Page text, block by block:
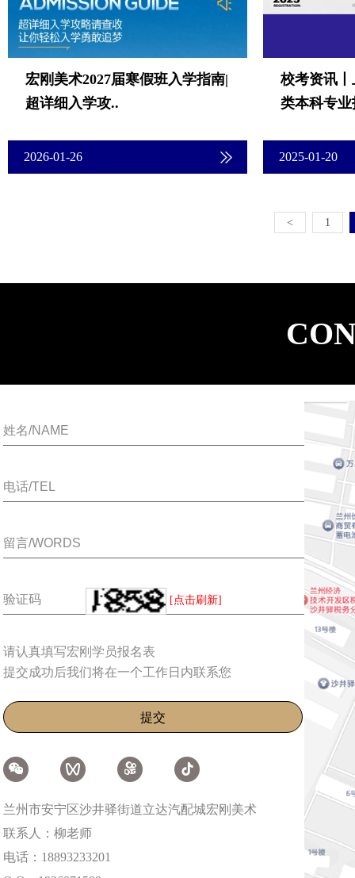
宏刚美术2027届寒假班入学指南|
超详细入学攻..
2026-01-26
校考资讯丨
类本科专
2025-01-20
< 1
[点击刷新]
请认真填写宏刚学员报名表
提交成功后我们将在一个工作日内联系您
兰州市安宁区沙井驿街道立达汽配城宏刚美术
联系人：柳老师
电话：18893233201